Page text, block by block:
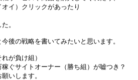
イ）クリックがあったり
。
後の戦略を書いてみたいと思います。
が負け組）
ぐサイトオーナー（勝ち組）が嘘つき？
いします。